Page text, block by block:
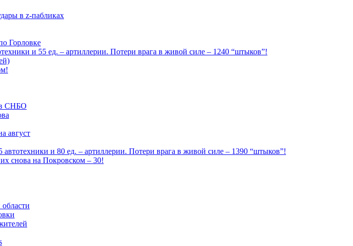
в z-пабликах
Горловке
и 55 ед. – артиллерии. Потери врага в живой силе – 1240 “штыков”!
в СНБО
август
и 80 ед. – артиллерии. Потери врага в живой силе – 1390 “штыков”!
снова на Покровском – 30!